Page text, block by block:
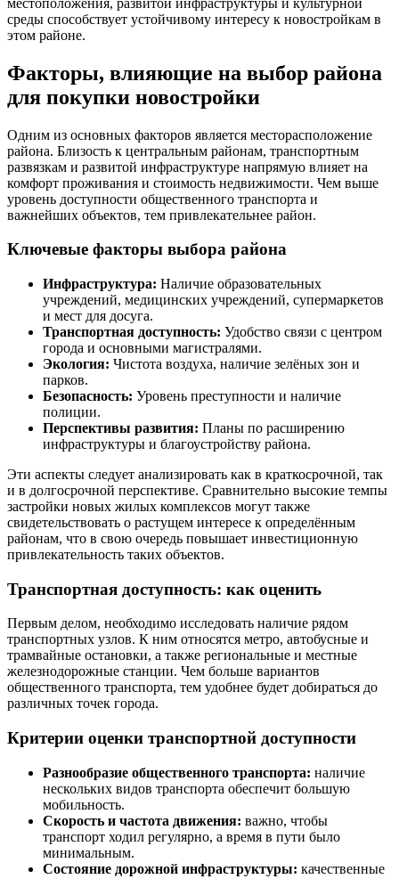
среды способствует устойчивому интересу к новостройкам в
этом районе.
Факторы, влияющие на выбор района
для покупки новостройки
Одним из основных факторов является месторасположение
района. Близость к центральным районам, транспортным
развязкам и развитой инфраструктуре напрямую влияет на
комфорт проживания и стоимость недвижимости. Чем выше
уровень доступности общественного транспорта и
важнейших объектов, тем привлекательнее район.
Ключевые факторы выбора района
Инфраструктура: Наличие образовательных
учреждений, медицинских учреждений, супермаркетов
и мест для досуга.
Транспортная доступность: Удобство связи с центром
города и основными магистралями.
Экология: Чистота воздуха, наличие зелёных зон и
парков.
Безопасность: Уровень преступности и наличие
полиции.
Перспективы развития: Планы по расширению
инфраструктуры и благоустройству района.
Эти аспекты следует анализировать как в краткосрочной, так
и в долгосрочной перспективе. Сравнительно высокие темпы
застройки новых жилых комплексов могут также
свидетельствовать о растущем интересе к определённым
районам, что в свою очередь повышает инвестиционную
привлекательность таких объектов.
Транспортная доступность: как оценить
Первым делом, необходимо исследовать наличие рядом
транспортных узлов. К ним относятся метро, автобусные и
трамвайные остановки, а также региональные и местные
железнодорожные станции. Чем больше вариантов
общественного транспорта, тем удобнее будет добираться до
различных точек города.
Критерии оценки транспортной доступности
Разнообразие общественного транспорта: наличие
нескольких видов транспорта обеспечит большую
мобильность.
Скорость и частота движения: важно, чтобы
транспорт ходил регулярно, а время в пути было
минимальным.
Состояние дорожной инфраструктуры: качественные